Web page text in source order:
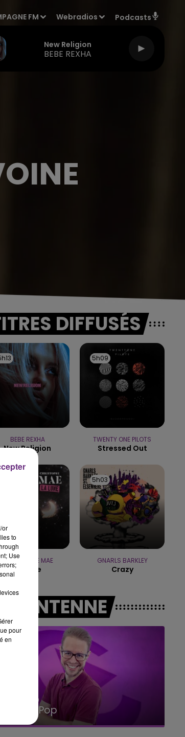
FM Webradios Podcasts
New Religion
BEBE REXHA
10h00 - 14h00
TICKET DE CAISSE
DIFFUSÉS
BEBE REXHA
New Religion
5h09
5h09
TWENTY ONE PILOTS
Stressed Out
CHRISTOPHE MAE
La Lune
5h03
5h03
GNARLS BARKLEY
Crazy
A L'ANTENNE
14h00 - 15h00
La Radio Pop
or
to
Use
pour
en